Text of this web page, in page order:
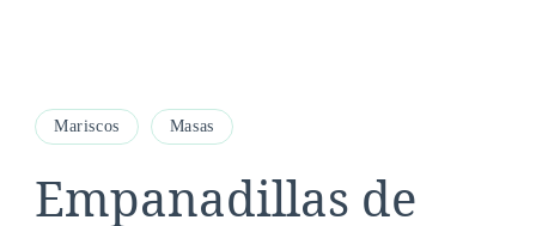
Mariscos Masas
Empanadillas de